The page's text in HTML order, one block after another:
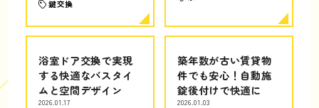
鍵交換
浴室ドア交換で実現
する快適なバスタイ
ムと空間デザイン
2026.01.17
築年数が古い賃貸物
件でも安心！自動施
錠後付けで快適に
2026.01.03